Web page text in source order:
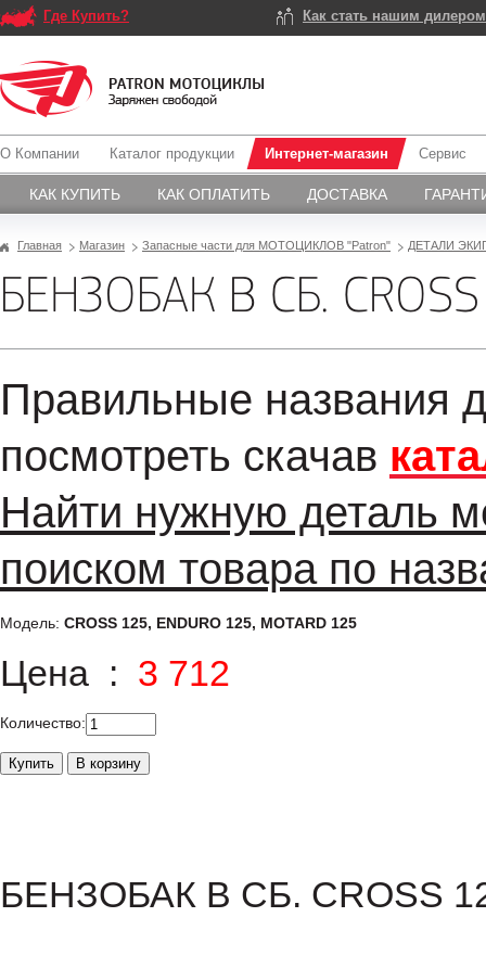
Где Купить? Как стать нашим
О Компании Каталог продукции Интернет-магазин
КАК КУПИТЬ КАК ОПЛАТИТЬ ДОСТАВКА
Сервис
Главная Магазин Запасные части для МОТОЦИКЛОВ "Patron" ДЕТАЛИ
БЕНЗОБАК В СБ.
Правильные названия
посмотреть скачав
Найти нужную деталь
поиском товара по
Модель: CROSS 125, ENDURO 125, MOTARD 125
Цена : 3 712
Количество:
БЕНЗОБАК В СБ. CROSS